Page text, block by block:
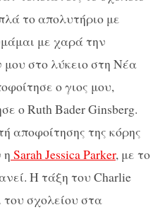
το απολυτήριο με
με χαρά την
στο λύκειο στη Νέα
ο γιος μου,
ο Ruth Bader Ginsberg.
αποφοίτησης της κόρης
η Sarah Jessica Parker, με το
Η τάξη του Charlie
σχολείου στα